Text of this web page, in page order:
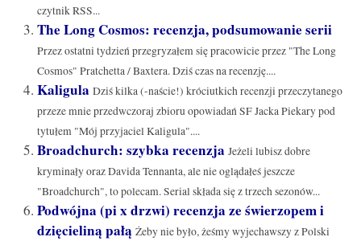
czytnik RSS...
The Long Cosmos: recenzja, podsumowanie serii
Przez ostatni tydzień przegryzałem się pracowicie przez "The Long
Cosmos" Pratchetta / Baxtera. Dziś czas na recenzję....
Kaligula Dziś kilka (-naście!) króciutkich recenzji przeczytanego
przeze mnie przedwczoraj zbioru opowiadań SF Jacka Piekary pod
tytułem "Mój przyjaciel Kaligula"....
Broadchurch: szybka recenzja Jeżeli lubisz dobre
kryminały oraz Davida Tennanta, ale nie oglądałeś jeszcze
"Broadchurch", to polecam. Serial składa się z trzech sezonów...
Podwójna (pi x drzwi) recenzja ze świerzopem i
dzięcieliną pałą Żeby nie było, żeśmy wyjechawszy z Polski